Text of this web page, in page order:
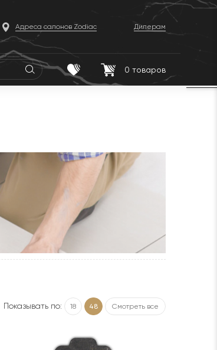
Адреса салонов Zodiac Дилерам
0 товаров
Показывать по: 18 48 Смотреть все